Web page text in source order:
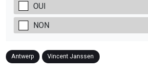
OUI
NON
Antwerp Vincent Janssen